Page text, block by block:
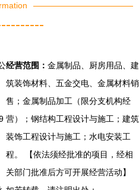
经营范围： 金属制品、厨房用品、建
筑装饰材料、五金交电、金属材料销
售；金属制品加工（限分支机构经
营）；钢结构工程设计与施工；建筑
装饰工程设计与施工；水电安装工
程。 【依法须经批准的项目，经相
关部门批准后方可开展经营活动】